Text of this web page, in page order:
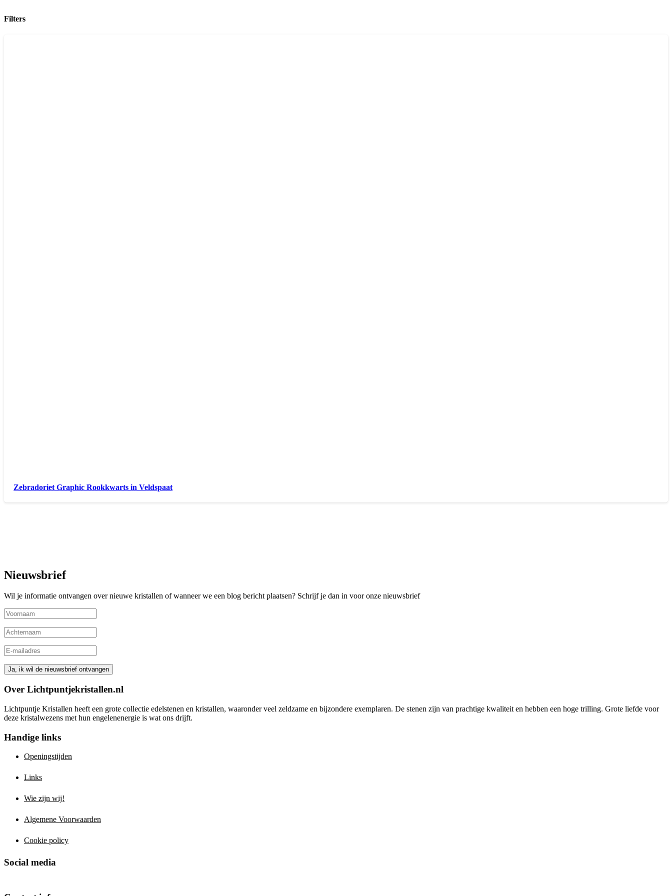
Filters
Zebradoriet Graphic Rookkwarts in Veldspaat
Nieuwsbrief
Wil je informatie ontvangen over nieuwe kristallen of wanneer we een blog bericht plaatsen? Schrijf je dan in voor onze nieuwsbrief
Over Lichtpuntjekristallen.nl
Lichtpuntje Kristallen heeft een grote collectie edelstenen en kristallen, waaronder veel zeldzame en bijzondere exemplaren. De stenen zijn van prachtige kwaliteit en hebben een hoge trilling. Grote liefde voor
deze kristalwezens met hun engelenenergie is wat ons drijft.
Handige links
Openingstijden
Links
Wie zijn wij!
Algemene Voorwaarden
Cookie policy
Social media